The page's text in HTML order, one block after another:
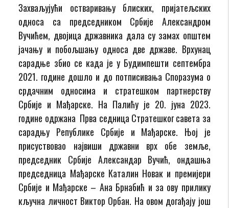
Захваљујући остваривању блиских, пријатељских
односа са председником Србије Александром
Вучићем, двојица државника дала су замах општем
јачању и побољшању односа две државе. Врхунац
сарадње збио се када је у Будимпешти септембра
2021. године дошло и до потписивања Споразума о
срдачним односима и стратешком партнерству
Србије и Мађарске. На Палићу је 20. јуна 2023.
године одржана Прва седница Стратешког савета за
сарадњу Републике Србије и Мађарске. Њој је
присуствовао највиши државни врх обе земље,
председник Србије Александар Вучић, ондашња
председница Мађарске Каталин Новак и премијери
Србије и Мађарске – Ана Брнабић и за ову прилику
кључна личност Виктор Орбан. На овом догађају још